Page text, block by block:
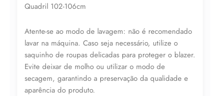
Quadril 102-106cm
Atente-se ao modo de lavagem: não é recomendado
lavar na máquina. Caso seja necessário, utilize o
saquinho de roupas delicadas para proteger o blazer.
Evite deixar de molho ou utilizar o modo de
secagem, garantindo a preservação da qualidade e
aparência do produto.